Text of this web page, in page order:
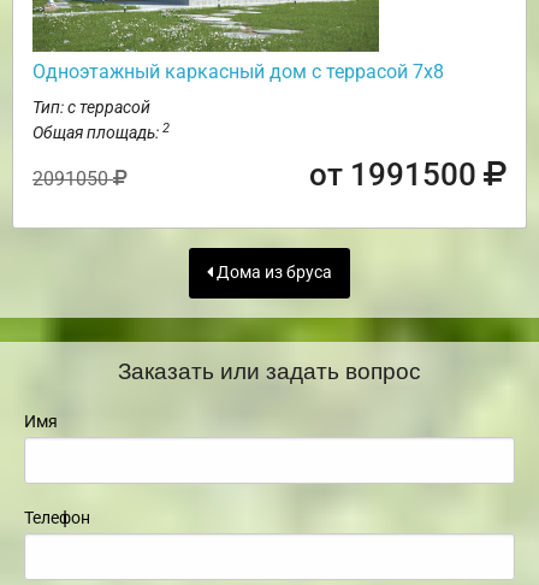
Одноэтажный каркасный дом с террасой 7х8
Тип: с террасой
Общая площадь: 2
2091050 от 1991500
Дома из бруса
Заказать или задать вопрос
Имя
Телефон